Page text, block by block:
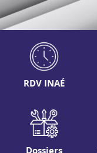
RDV INAÉ
Dossiers